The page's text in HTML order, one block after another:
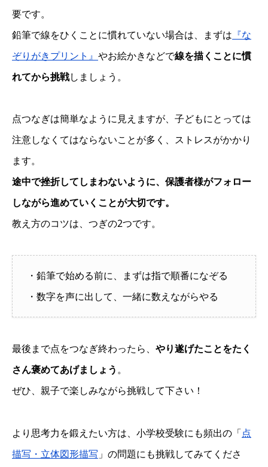
要です。
鉛筆で線をひくことに慣れていない場合は、まずは 『な
ぞりがきプリント』 やお絵かきなどで線を描くことに慣
れてから挑戦しましょう。
点つなぎは簡単なように見えますが、子どもにとっては
注意しなくてはならないことが多く、ストレスがかかり
ます。
途中で挫折してしまわないように、保護者様がフォロー
しながら進めていくことが大切です。
教え方のコツは、つぎの2つです。
・鉛筆で始める前に、まずは指で順番になぞる
・数字を声に出して、一緒に数えながらやる
最後まで点をつなぎ終わったら、 やり遂げたことをたく
さん褒めてあげましょう。
ぜひ、親子で楽しみながら挑戦して下さい！
より思考力を鍛えたい方は、小学校受験にも頻出の「点
描写・立体図形描写 」の問題にも挑戦してみてくださ